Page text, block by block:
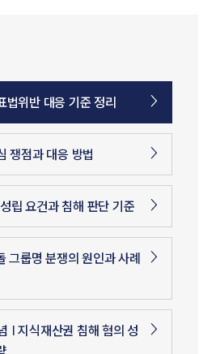
법위반 대응 기준 정리
쟁점과 대응 방법
립 요건과 침해 판단 기준
그룹명 분쟁의 원인과 사례
| 지식재산권 침해 혐의 성